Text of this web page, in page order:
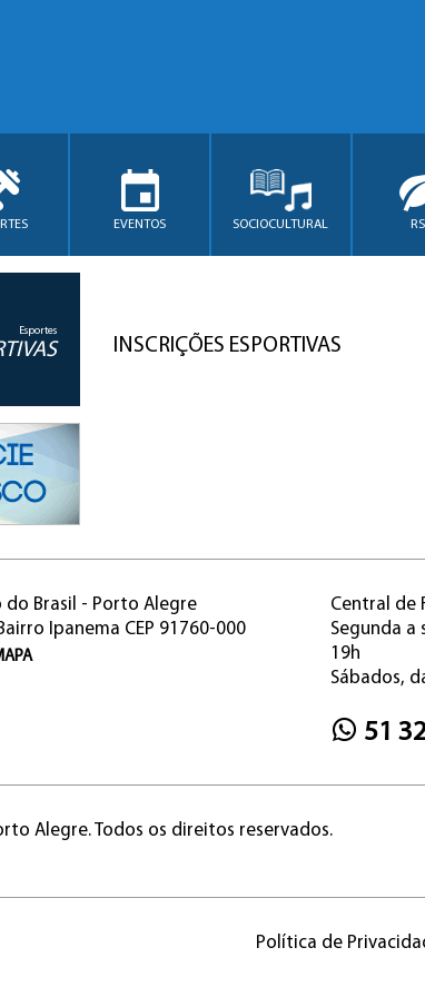
EVENTOS SOCIOCULTURAL
Esportes
INSCRIÇÕES ESPORTIVAS
do Brasil - Porto Alegre
Ipanema CEP 91760-000
Central de
Segunda a
19h
Sábados,
51
Alegre. Todos os direitos reservados.
Política de